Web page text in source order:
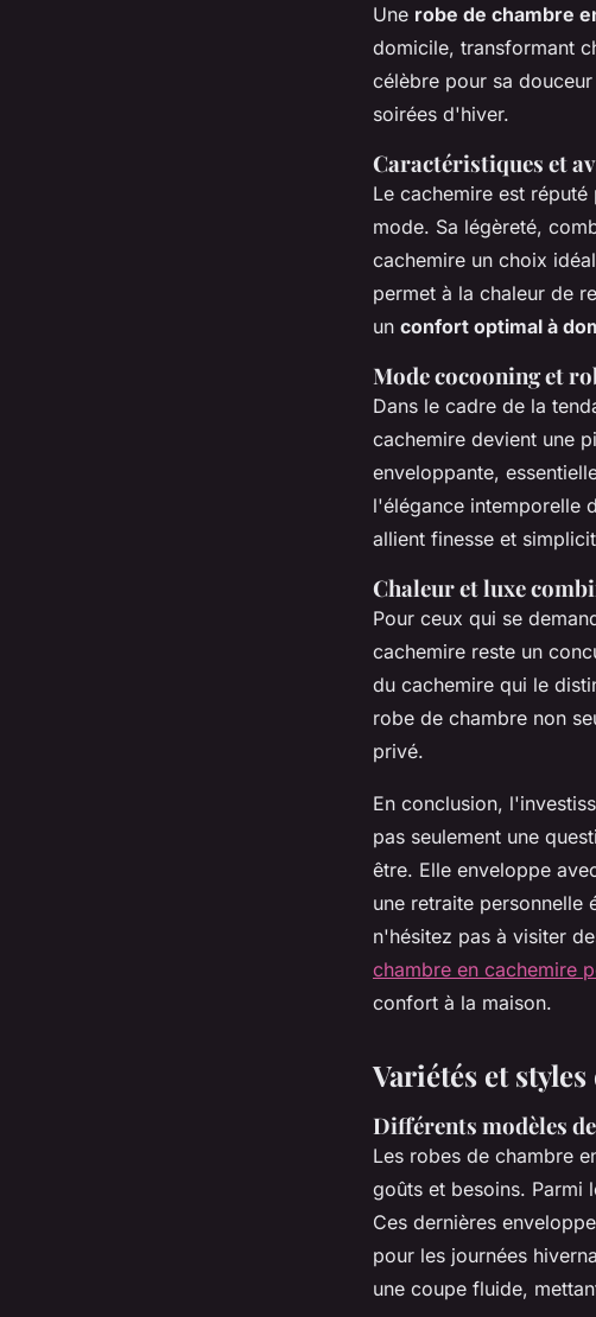
Une robe de chambre
domicile, transformant
célèbre pour sa
soirées d'hiver.
Caractéristiques et
Le cachemire est
mode. Sa légèreté,
cachemire un choix
permet à la chaleur de
un confort optimal à
Mode cocooning et
Dans le cadre de la
cachemire devient une
enveloppante,
l'élégance intemporelle
allient finesse et
Chaleur et luxe
Pour ceux qui se
cachemire reste un
du cachemire qui le
robe de chambre non
privé.
En conclusion,
pas seulement une
être. Elle enveloppe
une retraite personnelle
n'hésitez pas à visiter
chambre en cachemire
confort à la maison.
Variétés et
Différents modèles
Les robes de chambre
goûts et besoins. Parmi
Ces dernières
pour les journées
une coupe fluide,